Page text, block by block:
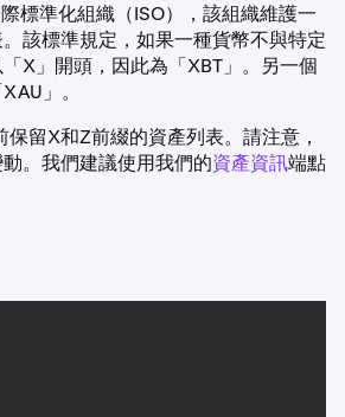
標準化組織（ISO），該組織維護一
該標準規定，如果一種貨幣不與特定
X」開頭，因此為「XBT」。另一個
」。
留X和Z前綴的資產列表。請注意，
。我們建議使用我們的資產資訊端點